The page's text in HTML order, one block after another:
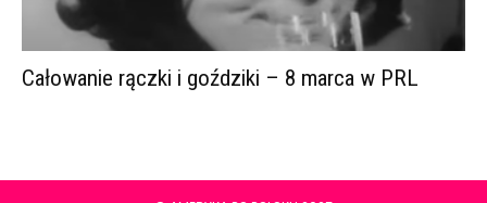
Całowanie rączki i goździki – 8 marca w PRL